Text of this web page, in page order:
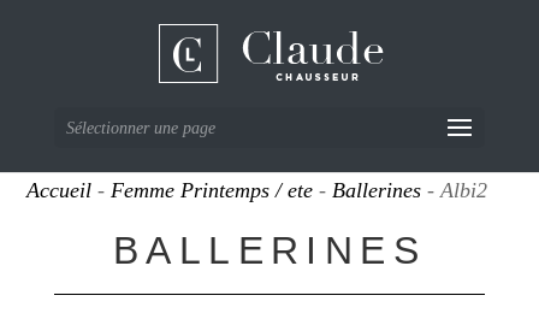
Sélectionner une page
Accueil -Femme Printemps / ete -Ballerines - Albi2
BALLERINES